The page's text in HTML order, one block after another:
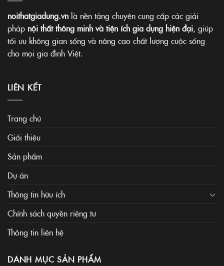
noithatgiadung.vn là nền tảng chuyên cung cấp các giải
pháp nội thất thông minh và tiện ích gia dụng hiện đại, giúp
tối ưu không gian sống và nâng cao chất lượng cuộc sống
cho mọi gia đình Việt.
LIÊN KẾT
Trang chủ
Giới thiệu
Sản phẩm
Dự án
Thông tin hữu ích
Chính sách quyền riêng tư
Thông tin liên hệ
DANH MỤC SẢN PHẨM